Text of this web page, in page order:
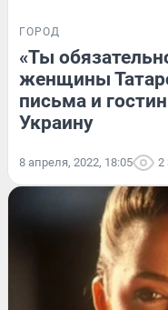
ГОРОД
«Ты
женщины
письма и
Украину
8 апреля, 2022, 18:05 2